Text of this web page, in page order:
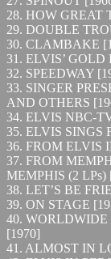
28. HOW GREAT
29. DOUBLE
30. CLAMBAKE
31. ELVIS’
32. SPEEDWAY
33. SINGER
AND OTHERS
34. ELVIS NBC-
35. ELVIS SINGS
36. FROM ELVIS
37. FROM
MEMPHIS (2 LPs)
38. LET’S BE
39. ON STAGE
40. WORLDWIDE
[1970]
41. ALMOST IN